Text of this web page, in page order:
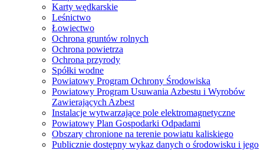
Karty wędkarskie
Leśnictwo
Łowiectwo
Ochrona gruntów rolnych
Ochrona powietrza
Ochrona przyrody
Spółki wodne
Powiatowy Program Ochrony Środowiska
Powiatowy Program Usuwania Azbestu i Wyrobów
Zawierających Azbest
Instalacje wytwarzające pole elektromagnetyczne
Powiatowy Plan Gospodarki Odpadami
Obszary chronione na terenie powiatu kaliskiego
Publicznie dostępny wykaz danych o środowisku i jego